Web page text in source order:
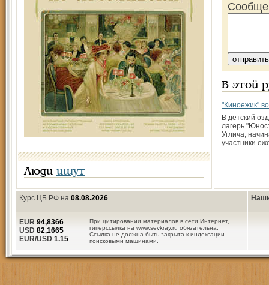
Люди ищут
В этой
"Киноежик"
В детский
лагерь
Углича,
участники
Курс ЦБ РФ на 08.08.2026
При цитировании материалов в сети Интернет,
гиперссылка на www.sevkray.ru обязательна.
Ссылка не должна быть закрыта к индексации
поисковыми машинами.
EUR 94,8366
USD 82,1665
EUR/USD 1.15